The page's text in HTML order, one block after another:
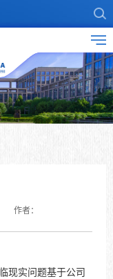
作者：
现实问题基于公司